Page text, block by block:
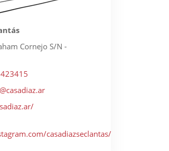
Cornejo S/N -
casadiazseclantas/